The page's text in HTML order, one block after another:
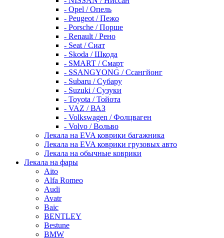
- Opel / Опель
- Peugeot / Пежо
- Porsche / Порше
- Renault / Рено
- Seat / Сиат
- Skoda / Шкода
- SMART / Смарт
- SSANGYONG / Ссангйонг
- Subaru / Субару
- Suzuki / Сузуки
- Toyota / Тойота
- VAZ / ВАЗ
- Volkswagen / Фолцваген
- Volvo / Вольво
Лекала на EVA коврики багажника
Лекала на EVA коврики грузовых авто
Лекала на обычные коврики
Лекала на фары
Aito
Alfa Romeo
Audi
Avatr
Baic
BENTLEY
Bestune
BMW